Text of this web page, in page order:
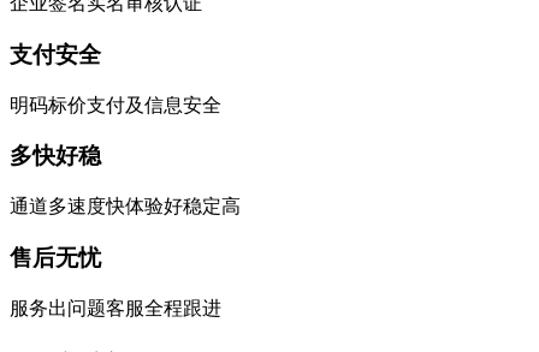
支付安全
明码标价支付及信息安全
多快好稳
通道多速度快体验好稳定高
售后无忧
服务出问题客服全程跟进